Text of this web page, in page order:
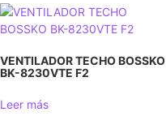
VENTILADOR TECHO BOSSKO
BK-8230VTE F2
Leer más